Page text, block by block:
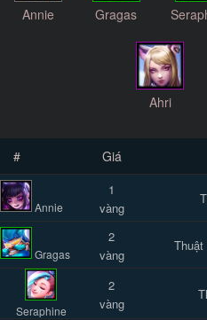
Annie Gragas
Ahri
# Giá
Annie
1
vàng
Gragas
2
vàng
Seraphine
2
vàng